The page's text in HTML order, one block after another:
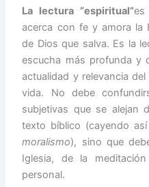
La lectura “espiritual”
acerca con fe y amora la
de Dios que salva. Es la
escucha más profunda y
actualidad y relevancia
vida. No debe
subjetivas que se alejan
texto bíblico (cayendo
moralismo), sino que
Iglesia, de la
personal.